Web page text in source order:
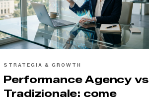
STRATEGIA & GROWTH
Performance Agency vs
Tradizionale: come